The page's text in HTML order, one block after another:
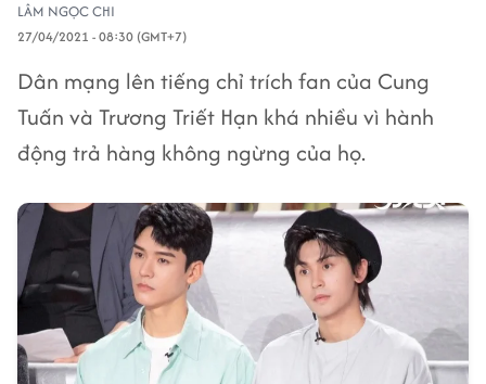
LÂM NGỌC CHI
27/04/2021 - 08:30 (GMT+7)
Dân mạng lên tiếng chỉ trích fan của Cung
Tuấn và Trương Triết Hạn khá nhiều vì hành
động trả hàng không ngừng của họ.